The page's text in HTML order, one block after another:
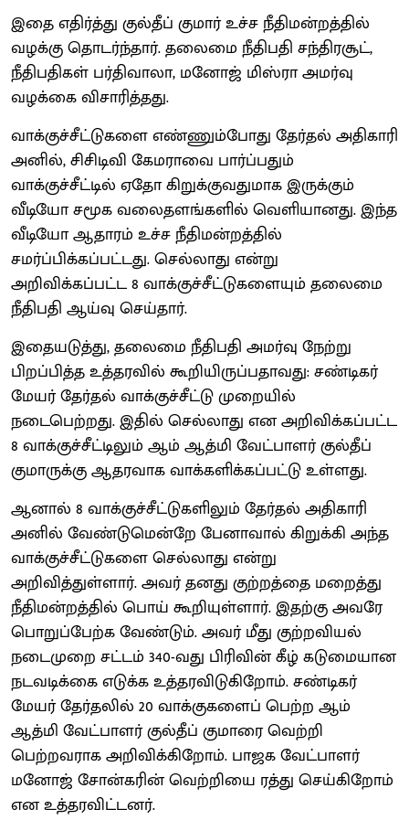
இதை எதிர்த்து குல்தீப் குமார் உச்ச நீதிமன்றத்தில்
வழக்கு தொடர்ந்தார். தலைமை நீதிபதி சந்திரசூட்,
நீதிபதிகள் பர்திவாலா, மனோஜ் மிஸ்ரா அமர்வு
வழக்கை விசாரித்தது.
வாக்குச்சீட்டுகளை எண்ணும்போது தேர்தல் அதிகாரி
அனில், சிசிடிவி கேமராவை பார்ப்பதும்
வாக்குச்சீட்டில் ஏதோ கிறுக்குவதுமாக இருக்கும்
வீடியோ சமூக வலைதளங்களில் வெளியானது. இந்த
வீடியோ ஆதாரம் உச்ச நீதிமன்றத்தில்
சமர்ப்பிக்கப்பட்டது. செல்லாது என்று
அறிவிக்கப்பட்ட 8 வாக்குச்சீட்டுகளையும் தலைமை
நீதிபதி ஆய்வு செய்தார்.
இதையடுத்து, தலைமை நீதிபதி அமர்வு நேற்று
பிறப்பித்த உத்தரவில் கூறியிருப்பதாவது: சண்டிகர்
மேயர் தேர்தல் வாக்குச்சீட்டு முறையில்
நடைபெற்றது. இதில் செல்லாது என அறிவிக்கப்பட்ட
8 வாக்குச்சீட்டிலும் ஆம் ஆத்மி வேட்பாளர் குல்தீப்
குமாருக்கு ஆதரவாக வாக்களிக்கப்பட்டு உள்ளது.
ஆனால் 8 வாக்குச்சீட்டுகளிலும் தேர்தல் அதிகாரி
அனில் வேண்டுமென்றே பேனாவால் கிறுக்கி அந்த
வாக்குச்சீட்டுகளை செல்லாது என்று
அறிவித்துள்ளார். அவர் தனது குற்றத்தை மறைத்து
நீதிமன்றத்தில் பொய் கூறியுள்ளார். இதற்கு அவரே
பொறுப்பேற்க வேண்டும். அவர் மீது குற்றவியல்
நடைமுறை சட்டம் 340-வது பிரிவின் கீழ் கடுமையான
நடவடிக்கை எடுக்க உத்தரவிடுகிறோம். சண்டிகர்
மேயர் தேர்தலில் 20 வாக்குகளைப் பெற்ற ஆம்
ஆத்மி வேட்பாளர் குல்தீப் குமாரை வெற்றி
பெற்றவராக அறிவிக்கிறோம். பாஜக வேட்பாளர்
மனோஜ் சோன்கரின் வெற்றியை ரத்து செய்கிறோம்
என உத்தரவிட்டனர்.